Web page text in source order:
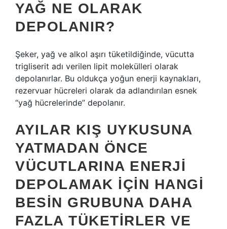
YAĞ NE OLARAK
DEPOLANIR?
Şeker, yağ ve alkol aşırı tüketildiğinde, vücutta
trigliserit adı verilen lipit molekülleri olarak
depolanırlar. Bu oldukça yoğun enerji kaynakları,
rezervuar hücreleri olarak da adlandırılan esnek
“yağ hücrelerinde” depolanır.
AYILAR KIŞ UYKUSUNA
YATMADAN ÖNCE
VÜCUTLARINA ENERJI
DEPOLAMAK IÇIN HANGI
BESIN GRUBUNA DAHA
FAZLA TÜKETIRLER VE